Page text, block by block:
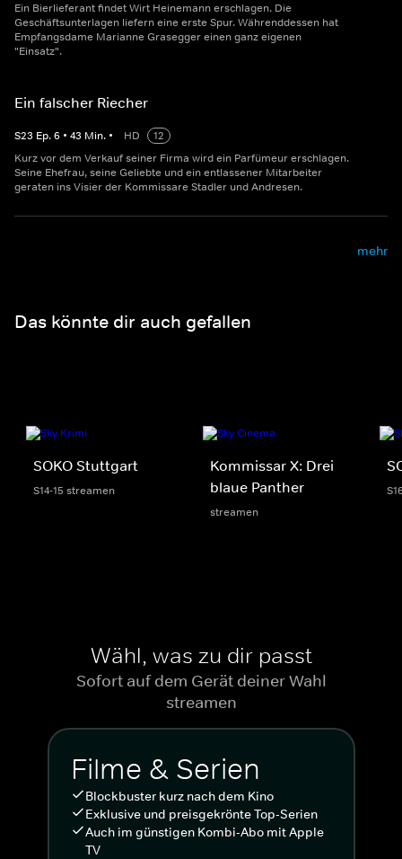
Ein Bierlieferant findet Wirt Heinemann erschlagen. Die
Geschäftsunterlagen liefern eine erste Spur. Währenddessen hat
Empfangsdame Marianne Grasegger einen ganz eigenen
"Einsatz".
Ein falscher Riecher
S23 Ep.6 • 43 Min. • HD
12
Kurz vor dem Verkauf seiner Firma wird ein Parfümeur erschlagen.
Seine Ehefrau, seine Geliebte und ein entlassener Mitarbeiter
geraten ins Visier der Kommissare Stadler und Andresen.
mehr
Das könnte dir auch gefallen
SOKO Stuttgart
S14-15 streamen
Kommissar X: Drei
blaue Panther
streamen
Wähl, was zu dir passt
Sofort auf dem Gerät deiner Wahl
streamen
Filme & Serien
Blockbuster kurz nach dem Kino
Exklusive und preisgekrönte Top-Serien
Auch im günstigen Kombi-Abo mit Apple
TV